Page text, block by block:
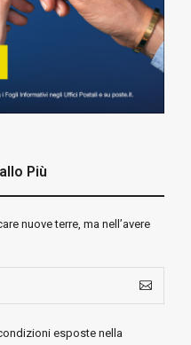
Più
nuove terre, ma nell’avere
esposte nella